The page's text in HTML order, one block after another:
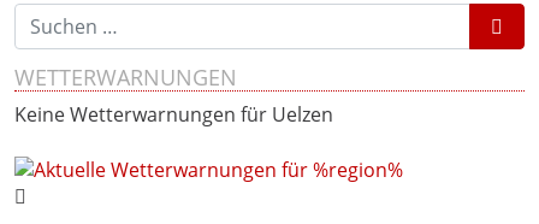
Suchen nach:
WETTERWARNUNGEN
Keine Wetterwarnungen für Uelzen